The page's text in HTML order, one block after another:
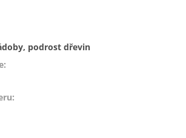
podrost dřevin
:
: